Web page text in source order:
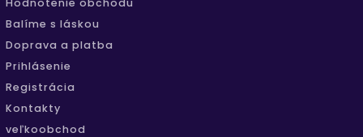
Balíme s láskou
Doprava a platba
Prihlásenie
Registrácia
Kontakty
veľkoobchod